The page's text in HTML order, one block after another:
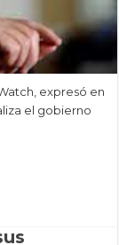
expresó en
el gobierno